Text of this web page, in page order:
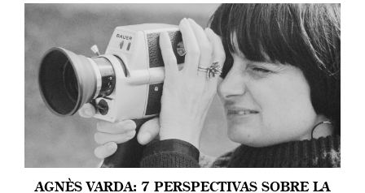
AGNÈS VARDA: 7 PERSPECTIVAS SOBRE LA